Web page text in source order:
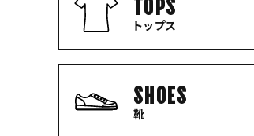
トップス
SHOES
靴